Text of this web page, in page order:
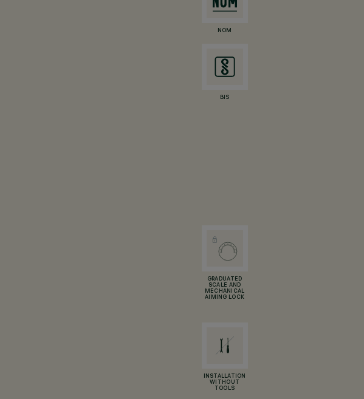
NOM
BIS
GRADUATED
SCALE AND
MECHANICAL
AIMING LOCK
INSTALLATION
WITHOUT
TOOLS